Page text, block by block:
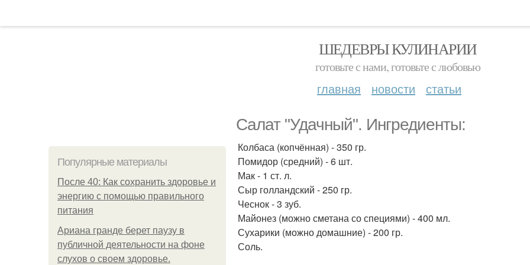
ШЕДЕВРЫ КУЛИНАРИИ
готовьте с нами, готовьте с любовью
главная новости статьи
Салат "Удачный". Ингредиенты:
Популярные материалы
После 40: Как сохранить здоровье и
энергию с помощью правильного
питания
Ариана гранде берет паузу в
публичной деятельности на фоне
слухов о своем здоровье.
Колбаса (копчённая) - 350 гр.
Помидор (средний) - 6 шт.
Мак - 1 ст. л.
Сыр голландский - 250 гр.
Чеснок - 3 зуб.
Майонез (можно сметана со специями) - 400 мл.
Сухарики (можно домашние) - 200 гр.
Соль.